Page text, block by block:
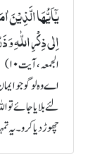
یٰۤاَیُّہَا الَّذِیۡنَ
اِلٰی ذِکۡرِ اللّٰہِ
الجمعہ، آیت ۱۰)
اے وہ لوگو جو
لئے بلایا جائے
چھوڑ دیا کرو۔ یہ